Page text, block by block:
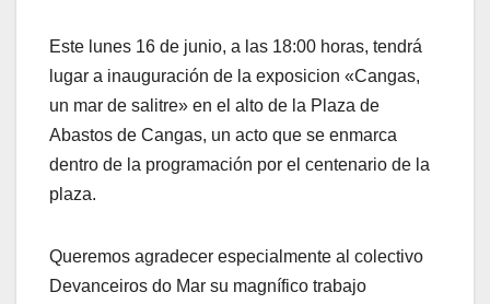
Este lunes 16 de junio, a las 18:00 horas, tendrá
lugar a inauguración de la exposicion «Cangas,
un mar de salitre» en el alto de la Plaza de
Abastos de Cangas, un acto que se enmarca
dentro de la programación por el centenario de la
plaza.
Queremos agradecer especialmente al colectivo
Devanceiros do Mar su magnífico trabajo